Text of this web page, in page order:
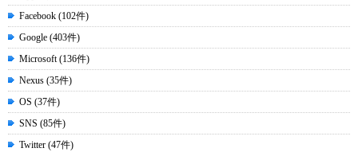
Facebook (102件)
Google (403件)
Microsoft (136件)
Nexus (35件)
OS (37件)
SNS (85件)
Twitter (47件)